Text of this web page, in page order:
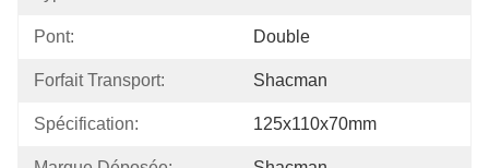
Pont: Double
Forfait Transport: Shacman
Spécification: 125x110x70mm